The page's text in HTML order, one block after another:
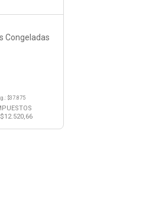
Congeladas
: $37.875
12.520,66